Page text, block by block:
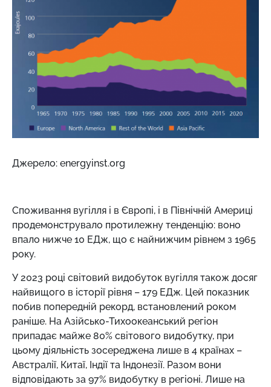
Джерело: energyinst.org
Споживання вугілля і в Європі, і в Північній Америці
продемонструвало протилежну тенденцію: воно
впало нижче 10 ЕДж, що є найнижчим рівнем з 1965
року.
У 2023 році світовий видобуток вугілля також досяг
найвищого в історії рівня – 179 ЕДж. Цей показник
побив попередній рекорд, встановлений роком
раніше. На Азійсько-Тихоокеанський регіон
припадає майже 80% світового видобутку, при
цьому діяльність зосереджена лише в 4 країнах –
Австралії, Китаї, Індії та Індонезії. Разом вони
відповідають за 97% видобутку в регіоні. Лише на